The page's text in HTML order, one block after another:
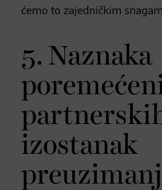
ćemo to zajedničkim
5. Naznaka
izostanak